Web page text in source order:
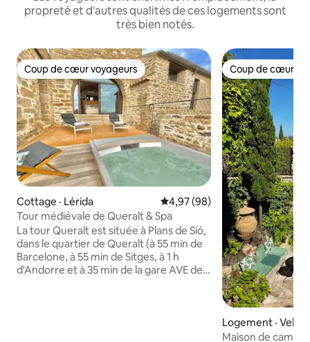
propreté et d'autres qualités de ces logements sont
très bien notés.
Coup de cœur voyageurs
Coup de cœur voyageurs
Cottage · Lérida Note moyenne de 4,97 sur 5,
4,97 (98)
Tour médiévale de Queralt & Spa
La tour Queralt est située à Plans de Sió,
dans le quartier de Queralt (à 55 min de
Barcelone, à 55 min de Sitges, à 1 h
d'Andorre et à 35 min de la gare AVE de
Coup de cœur
Coup de cœur
Logement · Velilla
Maison de